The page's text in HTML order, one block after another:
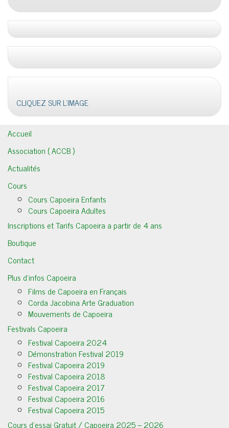
CLIQUEZ SUR L'IMAGE
Accueil
Association ( ACCB )
Actualités
Cours
Cours Capoeira Enfants
Cours Capoeira Adultes
Inscriptions et Tarifs Capoeira a partir de 4 ans
Boutique
Contact
Plus d’infos Capoeira
Films de Capoeira en Français
Corda Jacobina Arte Graduation
Mouvements de Capoeira
Festivals Capoeira
Festival Capoeira 2024
Démonstration Festival 2019
Festival Capoeira 2019
Festival Capoeira 2018
Festival Capoeira 2017
Festival Capoeira 2016
Festival Capoeira 2015
Cours d’essai Gratuit / Capoeira 2025 – 2026